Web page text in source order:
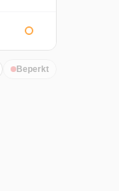
Beperkt